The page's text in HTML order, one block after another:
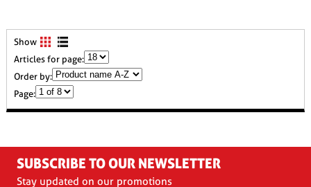
Show
Articles for page:
Order by:
Page:
SUBSCRIBE TO OUR NEWSLETTER
Stay updated on our promotions